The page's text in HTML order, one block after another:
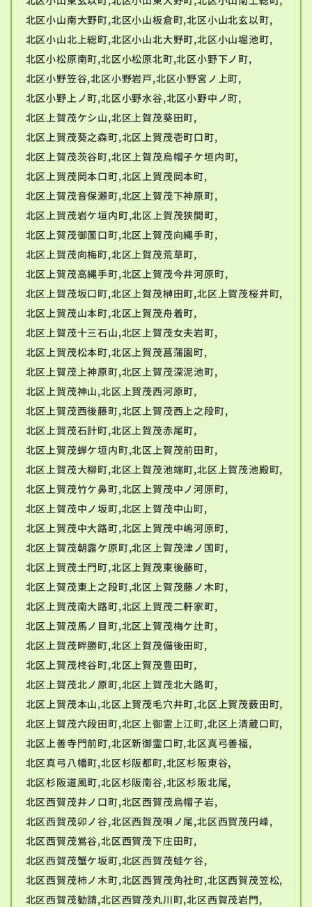
北区小山南大野町,北区小山板倉町,北区小山北玄以町,
北区小山北上総町,北区小山北大野町,北区小山堀池町,
北区小松原南町,北区小松原北町,北区小野下ノ町,
北区小野笠谷,北区小野岩戸,北区小野宮ノ上町,
北区小野上ノ町,北区小野水谷,北区小野中ノ町,
北区上賀茂ケシ山,北区上賀茂葵田町,
北区上賀茂葵之森町,北区上賀茂壱町口町,
北区上賀茂茨谷町,北区上賀茂烏帽子ケ垣内町,
北区上賀茂岡本口町,北区上賀茂岡本町,
北区上賀茂音保瀬町,北区上賀茂下神原町,
北区上賀茂岩ケ垣内町,北区上賀茂狭間町,
北区上賀茂御薗口町,北区上賀茂向縄手町,
北区上賀茂向梅町,北区上賀茂荒草町,
北区上賀茂高縄手町,北区上賀茂今井河原町,
北区上賀茂坂口町,北区上賀茂榊田町,北区上賀茂桜井町,
北区上賀茂山本町,北区上賀茂舟着町,
北区上賀茂十三石山,北区上賀茂女夫岩町,
北区上賀茂松本町,北区上賀茂菖蒲園町,
北区上賀茂上神原町,北区上賀茂深泥池町,
北区上賀茂神山,北区上賀茂西河原町,
北区上賀茂西後藤町,北区上賀茂西上之段町,
北区上賀茂石計町,北区上賀茂赤尾町,
北区上賀茂蝉ケ垣内町,北区上賀茂前田町,
北区上賀茂大柳町,北区上賀茂池端町,北区上賀茂池殿町,
北区上賀茂竹ケ鼻町,北区上賀茂中ノ河原町,
北区上賀茂中ノ坂町,北区上賀茂中山町,
北区上賀茂中大路町,北区上賀茂中嶋河原町,
北区上賀茂朝露ケ原町,北区上賀茂津ノ国町,
北区上賀茂土門町,北区上賀茂東後藤町,
北区上賀茂東上之段町,北区上賀茂藤ノ木町,
北区上賀茂南大路町,北区上賀茂二軒家町,
北区上賀茂馬ノ目町,北区上賀茂梅ケ辻町,
北区上賀茂畔勝町,北区上賀茂備後田町,
北区上賀茂柊谷町,北区上賀茂豊田町,
北区上賀茂北ノ原町,北区上賀茂北大路町,
北区上賀茂本山,北区上賀茂毛穴井町,北区上賀茂薮田町,
北区上賀茂六段田町,北区上御霊上江町,北区上清蔵口町,
北区上善寺門前町,北区新御霊口町,北区真弓善福,
北区真弓八幡町,北区杉阪都町,北区杉阪東谷,
北区杉阪道風町,北区杉阪南谷,北区杉阪北尾,
北区西賀茂井ノ口町,北区西賀茂烏帽子岩,
北区西賀茂卯ノ谷,北区西賀茂唄ノ尾,北区西賀茂円峰,
北区西賀茂鴬谷,北区西賀茂下庄田町,
北区西賀茂蟹ケ坂町,北区西賀茂蛙ケ谷,
北区西賀茂柿ノ木町,北区西賀茂角社町,北区西賀茂笠松,
北区西賀茂勧請,北区西賀茂丸川町,北区西賀茂岩門,